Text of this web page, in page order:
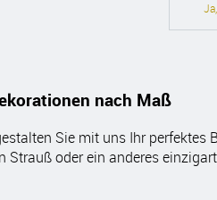
nach Maß
Sie mit uns Ihr
oder ein anderes